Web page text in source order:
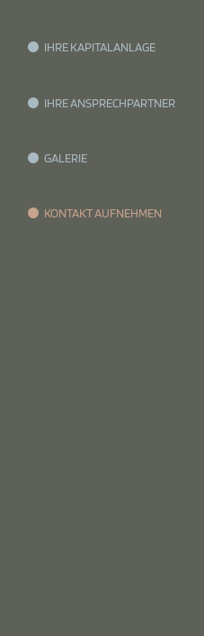
IHRE KAPITALANLAGE
IHRE ANSPRECHPARTNER
GALERIE
KONTAKT AUFNEHMEN